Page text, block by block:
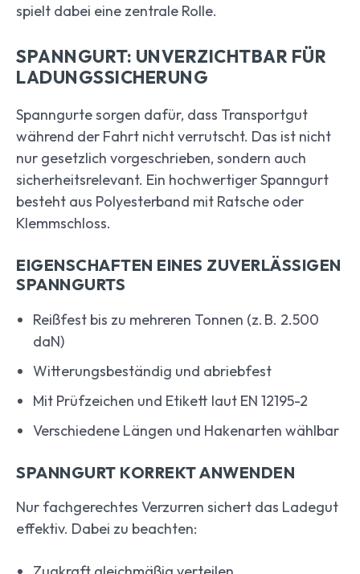
spielt dabei eine zentrale Rolle.
SPANNGURT: UNVERZICHTBAR FÜR
LADUNGSSICHERUNG
Spanngurte sorgen dafür, dass Transportgut
während der Fahrt nicht verrutscht. Das ist nicht
nur gesetzlich vorgeschrieben, sondern auch
sicherheitsrelevant. Ein hochwertiger Spanngurt
besteht aus Polyesterband mit Ratsche oder
Klemmschloss.
EIGENSCHAFTEN EINES ZUVERLÄSSIGEN
SPANNGURTS
Reißfest bis zu mehreren Tonnen (z. B. 2.500
daN)
Witterungsbeständig und abriebfest
Mit Prüfzeichen und Etikett laut EN 12195-2
Verschiedene Längen und Hakenarten wählbar
SPANNGURT KORREKT ANWENDEN
Nur fachgerechtes Verzurren sichert das Ladegut
effektiv. Dabei zu beachten: